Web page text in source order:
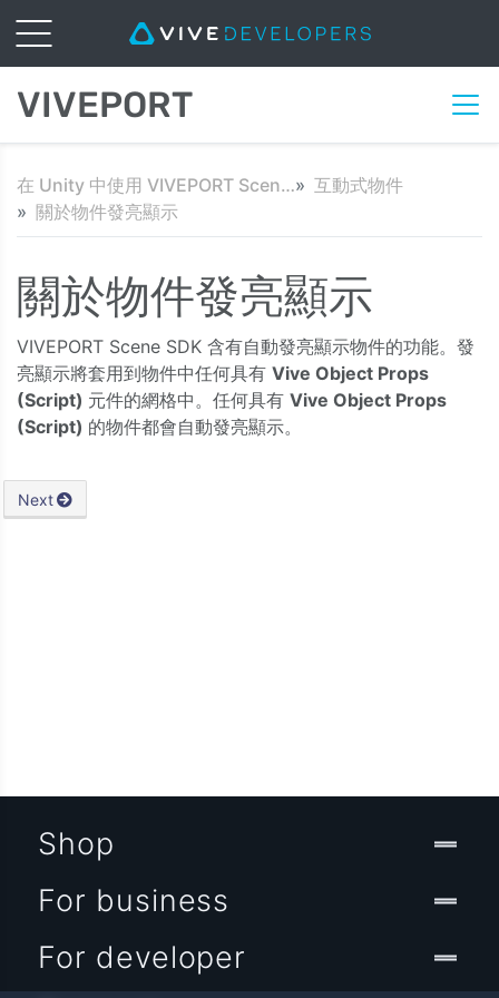
VIVEPORT
在 Unity 中使用 VIVEPORT Scene SDK 入門
互動式物件
關於物件發亮顯示
關於物件發亮顯示
VIVEPORT Scene SDK 含有自動發亮顯示物件的功能。發
亮顯示將套用到物件中任何具有 Vive Object Props
(Script) 元件的網格中。任何具有 Vive Object Props
(Script) 的物件都會自動發亮顯示。
Next
Shop
For business
For developer